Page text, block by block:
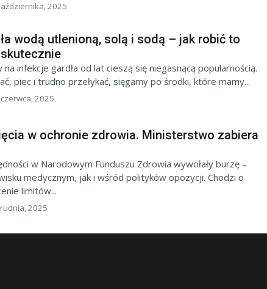
2025
wodą utlenioną, solą i sodą – jak robić to
infekcje gardła od lat cieszą się niegasnącą popularnością.
piec i trudno przełykać, sięgamy po środki, które mamy...
2025
w ochronie zdrowia. Ministerstwo zabiera
w Narodowym Funduszu Zdrowia wywołały burzę –
medycznym, jak i wśród polityków opozycji. Chodzi o
limitów...
2025